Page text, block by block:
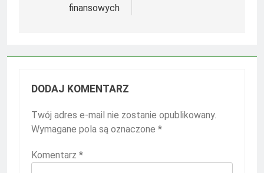
finansowych
DODAJ KOMENTARZ
Twój adres e-mail nie zostanie opublikowany.
Wymagane pola są oznaczone *
Komentarz *